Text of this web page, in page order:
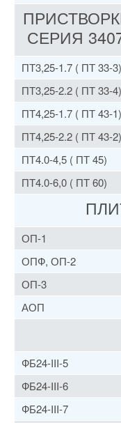
СЕРИЯ
ПТ3,25-1.7 ( ПТ 33-3)
ПТ3,25-2.2 ( ПТ 33-4)
ПТ4,25-1.7 ( ПТ 43-1)
ПТ4,25-2.2 ( ПТ 43-2)
ПТ4.0-4,5 ( ПТ 45)
ПТ4.0-6,0 ( ПТ 60)
ОП-1
ОПФ, ОП-2
ОП-3
АОП
ФБ24-III-5
ФБ24-III-6
ФБ24-III-7